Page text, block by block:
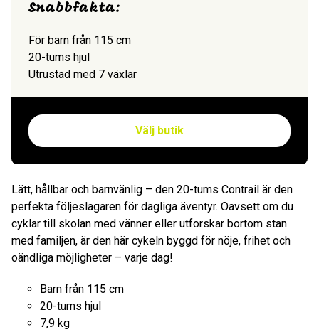
Snabbfakta:
För barn från 115 cm
20-tums hjul
Utrustad med 7 växlar
Välj butik
Lätt, hållbar och barnvänlig – den 20-tums Contrail är den
perfekta följeslagaren för dagliga äventyr. Oavsett om du
cyklar till skolan med vänner eller utforskar bortom stan
med familjen, är den här cykeln byggd för nöje, frihet och
oändliga möjligheter – varje dag!
Barn från 115 cm
20-tums hjul
7,9 kg